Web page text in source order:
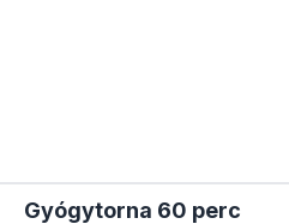
Gyógytorna 60 perc